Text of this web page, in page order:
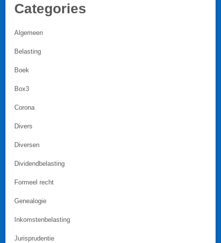
Categories
Algemeen
Belasting
Boek
Box3
Corona
Divers
Diversen
Dividendbelasting
Formeel recht
Genealogie
Inkomstenbelasting
Jurisprudentie